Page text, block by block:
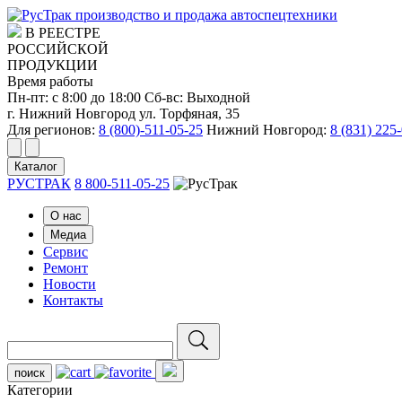
производство и продажа автоспецтехники
В РЕЕСТРЕ
РОССИЙСКОЙ
ПРОДУКЦИИ
Время работы
Пн-пт: с 8:00 до 18:00 Сб-вс: Выходной
г. Нижний Новгород ул. Торфяная, 35
Для регионов: 8 (800)-511-05-25 Нижний Новгород: 8 (831)
Каталог
РУСТРАК 8 800-511-05-25
О нас
Медиа
Сервис
Ремонт
Новости
Контакты
поиск
Категории